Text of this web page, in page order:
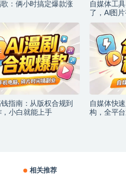
：俩小时搞定爆款涨
自媒体工
了，AI图
指南：从版权合规到
小白就能上手
自媒体快
构，全平
相关推荐